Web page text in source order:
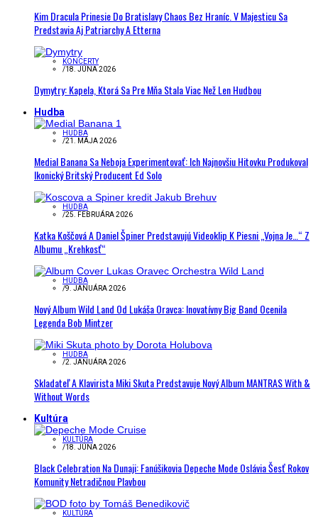
Kim Dracula Prinesie Do Bratislavy Chaos Bez Hraníc. V Majesticu Sa
Predstavia Aj Patriarchy A Etterna
KONCERTY
/18. JÚNA 2026
Dymytry: Kapela, Ktorá Sa Pre Mňa Stala Viac Než Len Hudbou
Hudba
HUDBA
/21. MÁJA 2026
Medial Banana Sa Neboja Experimentovať: Ich Najnovšiu Hitovku Produkoval
Ikonický Britský Producent Ed Solo
HUDBA
/25. FEBRUÁRA 2026
Katka Koščová A Daniel Špiner Predstavujú Videoklip K Piesni „Vojna Je…“ Z
Albumu „Krehkosť“
HUDBA
/9. JANUÁRA 2026
Nový Album Wild Land Od Lukáša Oravca: Inovatívny Big Band Ocenila
Legenda Bob Mintzer
HUDBA
/2. JANUÁRA 2026
Skladateľ A Klavirista Miki Skuta Predstavuje Nový Album MANTRAS With &
Without Words
Kultúra
KULTÚRA
/18. JÚNA 2026
Black Celebration Na Dunaji: Fanúšikovia Depeche Mode Oslávia Šesť Rokov
Komunity Netradičnou Plavbou
KULTÚRA